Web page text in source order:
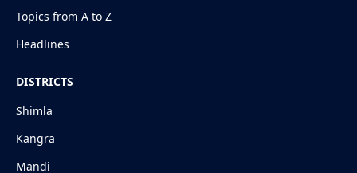
Topics from A to Z
Headlines
DISTRICTS
Shimla
Kangra
Mandi